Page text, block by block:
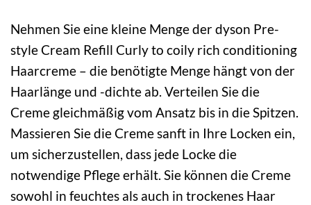
Nehmen Sie eine kleine Menge der dyson Pre-
style Cream Refill Curly to coily rich conditioning
Haarcreme – die benötigte Menge hängt von der
Haarlänge und -dichte ab. Verteilen Sie die
Creme gleichmäßig vom Ansatz bis in die Spitzen.
Massieren Sie die Creme sanft in Ihre Locken ein,
um sicherzustellen, dass jede Locke die
notwendige Pflege erhält. Sie können die Creme
sowohl in feuchtes als auch in trockenes Haar